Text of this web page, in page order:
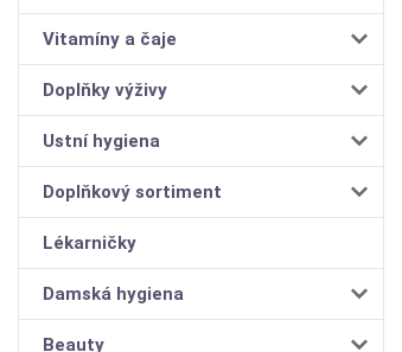
Vitamíny a čaje
Doplňky výživy
Ustní hygiena
Doplňkový sortiment
Lékarničky
Damská hygiena
Beauty